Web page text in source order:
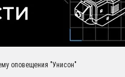
оповещения "Унисон"